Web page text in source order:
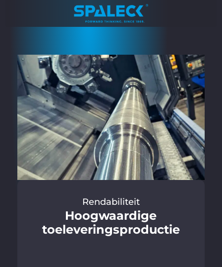
Rendabiliteit
Hoogwaardige
toeleveringsproductie